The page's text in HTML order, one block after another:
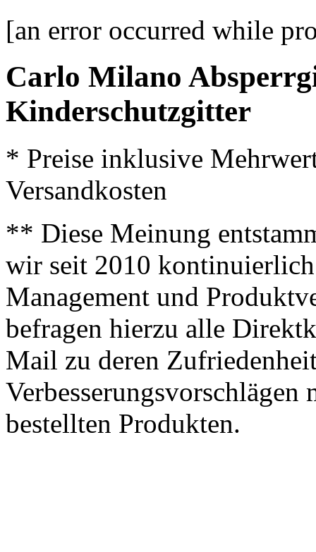
[an error occurred while
Carlo Milano
Kinderschutzgitter
* Preise inklusive
Versandkosten
** Diese Meinung
wir seit 2010
Management und
befragen hierzu alle
Mail zu deren
bestellten Produkten.